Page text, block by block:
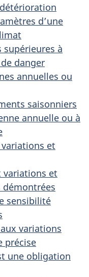
d’une
supérieures à
danger
annuelles ou
saisonniers
annuelle ou à
variations et
variations et
sensibilité
variations
précise
une obligation